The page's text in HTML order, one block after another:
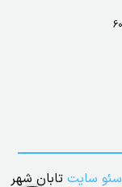
سئو سایت تابان شهر